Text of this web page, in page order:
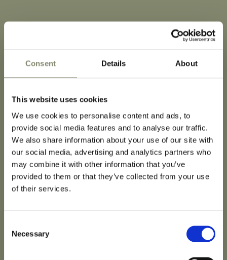
Consent Details About
This website uses cookies
We use cookies to personalise content and ads, to
provide social media features and to analyse our traffic.
We also share information about your use of our site with
our social media, advertising and analytics partners who
may combine it with other information that you’ve
provided to them or that they’ve collected from your use
of their services.
Selection
Necessary